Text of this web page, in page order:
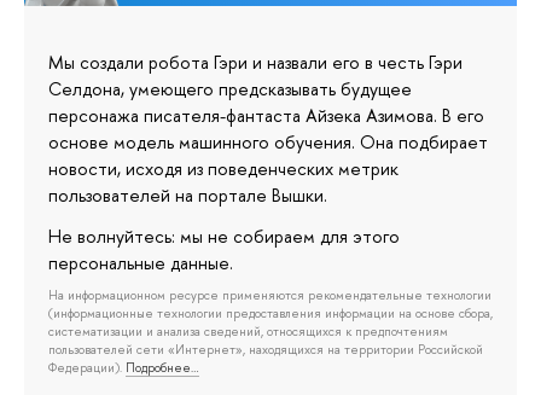
Мы создали робота Гэри и назвали его в честь Гэри
Селдона, умеющего предсказывать будущее
персонажа писателя-фантаста Айзека Азимова. В его
основе модель машинного обучения. Она подбирает
новости, исходя из поведенческих метрик
пользователей на портале Вышки.
Не волнуйтесь: мы не собираем для этого
персональные данные.
На информационном ресурсе применяются рекомендательные технологии
(информационные технологии предоставления информации на основе сбора,
систематизации и анализа сведений, относящихся к предпочтениям
пользователей сети «Интернет», находящихся на территории Российской
Федерации). Подробнее…